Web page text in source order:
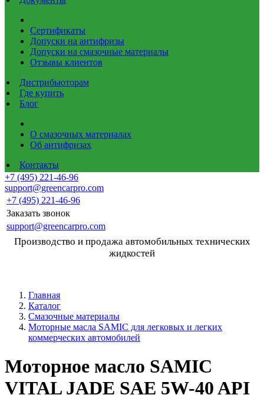
Сертификаты
Допуски на антифризы
Допуски на смазочные материалы
Отзывы клиентов
Дистрибьюторам
Где купить
Блог
О смазочных материалах
Об антифризах
Контакты
+7 (495) 221-46-96
support@greencarpro.com
+7 (495) 221-46-96
Заказать звонок
support@greencarpro.com
Производство и продажа автомобильных технических
жидкостей
Главная
Каталог
Смазочные материалы
Моторные масла SAMIC для легковых и легких
коммерческих автомобилей
Моторное масло SAMIC
VITAL JADE SAE 5W-40 API